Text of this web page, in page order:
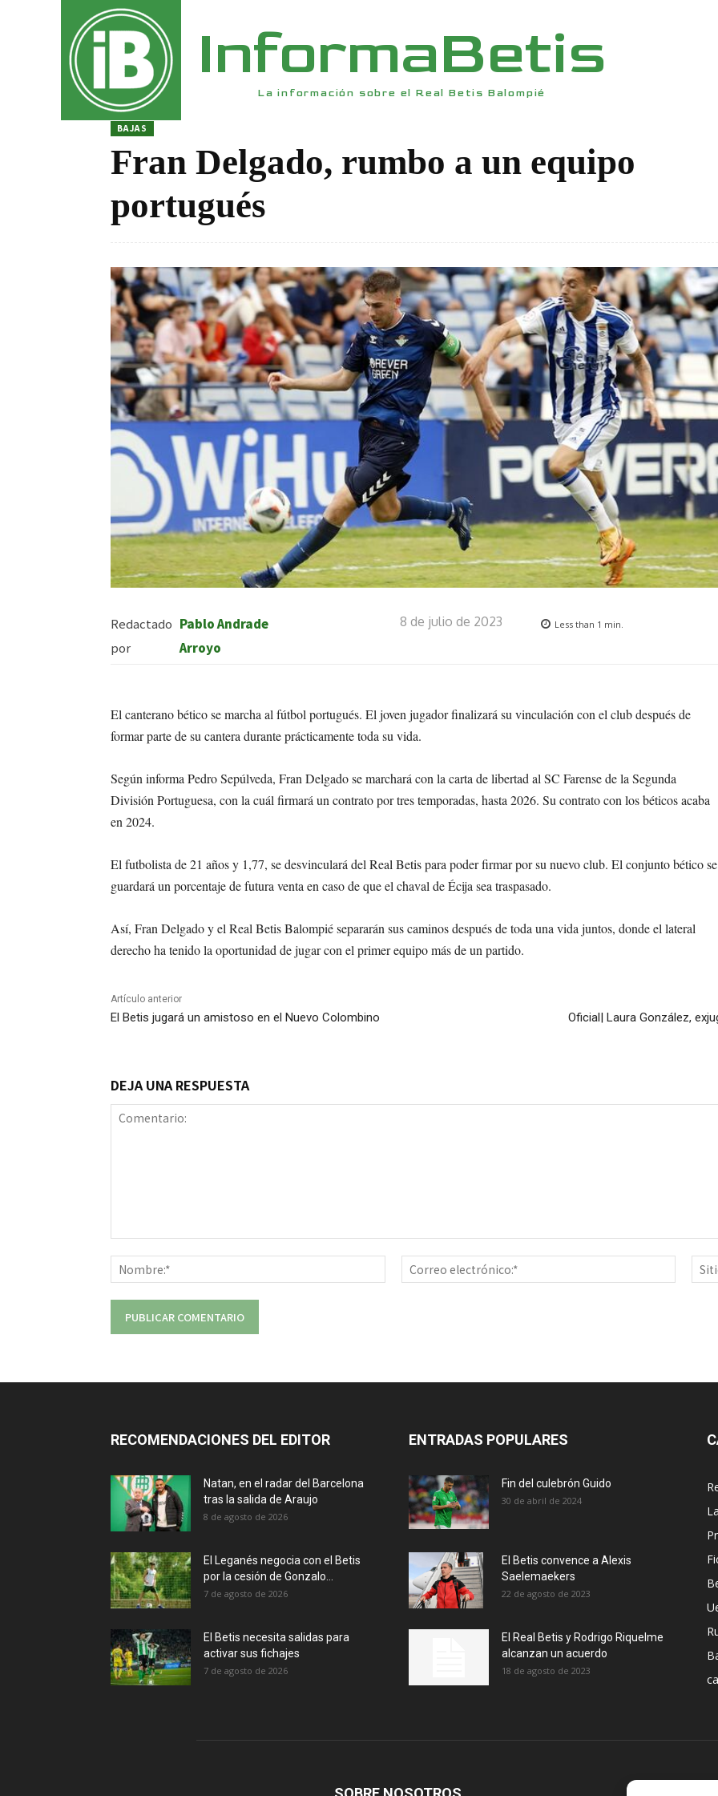
InformaBetis
La información sobre el Real Betis Balompié
BAJAS
Fran Delgado, rumbo a un equipo
portugués
Redactado
por
Pablo Andrade
Arroyo
8 de julio de 2023 Less than 1 min.
El canterano bético se marcha al fútbol portugués. El joven jugador finalizará su vinculación con el club después de
formar parte de su cantera durante prácticamente toda su vida.
Según informa Pedro Sepúlveda, Fran Delgado se marchará con la carta de libertad al SC Farense de la Segunda
División Portuguesa, con la cuál firmará un contrato por tres temporadas, hasta 2026. Su contrato con los béticos acaba
en 2024.
El futbolista de 21 años y 1,77, se desvinculará del Real Betis para poder firmar por su nuevo club. El conjunto bético se
guardará un porcentaje de futura venta en caso de que el chaval de Écija sea traspasado.
Así, Fran Delgado y el Real Betis Balompié separarán sus caminos después de toda una vida juntos, donde el lateral
derecho ha tenido la oportunidad de jugar con el primer equipo más de un partido.
Artículo anterior
El Betis jugará un amistoso en el Nuevo Colombino Oficial| Laura González,
DEJA UNA RESPUESTA
Nombre:*
Correo
RECOMENDACIONES DEL EDITOR
Natan, en el radar del Barcelona
tras la salida de Araujo
8 de agosto de 2026
El Leganés negocia con el Betis
por la cesión de Gonzalo...
7 de agosto de 2026
El Betis necesita salidas para
activar sus fichajes
7 de agosto de 2026
ENTRADAS POPULARES
Fin del culebrón Guido
30 de abril de 2024
El Betis convence a Alexis
Saelemaekers
22 de agosto de 2023
El Real Betis y Rodrigo Riquelme
alcanzan un acuerdo
18 de agosto de 2023